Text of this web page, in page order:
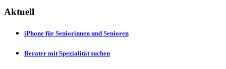
Aktuell
iPhone für Seniorinnen und Senioren
Berater mit Spezialität suchen